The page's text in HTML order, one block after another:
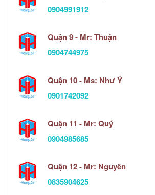
0904991912
Quận 9 - Mr: Thuận
0904744975
Quận 10 - Ms: Như Ý
0901742092
Quận 11 - Mr: Quý
0904985685
Quận 12 - Mr: Nguyên
0835904625